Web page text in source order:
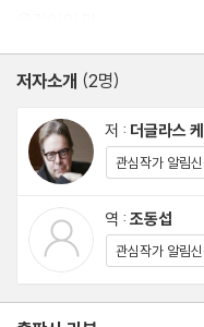
『오후의 이자벨』은 우리
솔직하고 파격적인 메시지
자벨은 번역 일을 하는 프
앞두고 파리에 여행 온 대
만남이라면 단발성으로
계는 샘이 다른 여성을 만
게 된다. 이 소설은 대서양
이자벨이 오랜 세월 동안
정에서 벌어지는 다양한
저자소개 (2명)
저 : 더글라스
관심작가 알림
역 : 조동섭
관심작가 알림